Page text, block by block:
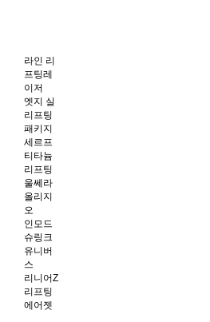
라인 리
프팅레
이저
엣지 실
리프팅
패키지
세르프
티타늄
리프팅
울쎄라
올리지
오
인모드
슈링크
유니버
스
리니어Z
리프팅
에어젯